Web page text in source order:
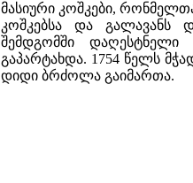
მასიური კოშკები,
კოშკებსა და გალავანს
შემდგომში
გაპარტახდა. 1754 წელს
დიდი ბრძოლა გაიმართა.